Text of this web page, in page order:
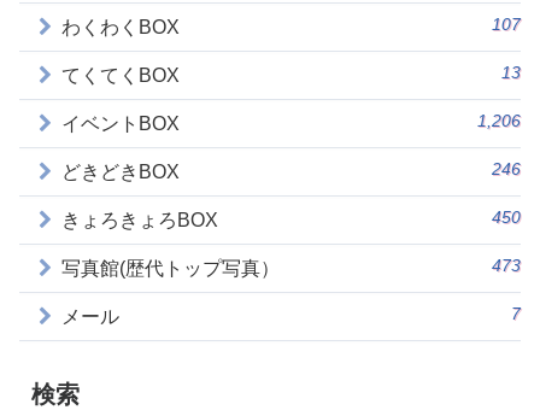
わくわくBOX 107
てくてくBOX 13
イベントBOX 1,206
どきどきBOX 246
きょろきょろBOX 450
写真館(歴代トップ写真） 473
メール 7
検索